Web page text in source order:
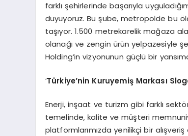
farklı şehirlerinde başarıyla
duyuyoruz. Bu şube, metropolde bu
taşıyor. 1.500 metrekarelik mağaza
olanağı ve zengin ürün yelpazesiyle
Holding’in vizyonunun güçlü bir
‘Türkiye’nin Kuruyemiş Markası
Enerji, inşaat ve turizm gibi farklı
temelinde, kalite ve müşteri
platformlarımızda yenilikçi bir alışveriş